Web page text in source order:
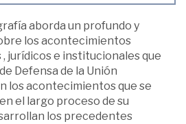
aborda un profundo y
los acontecimientos
jurídicos e institucionales que
Defensa de la Unión
los acontecimientos que se
el largo proceso de su
los precedentes